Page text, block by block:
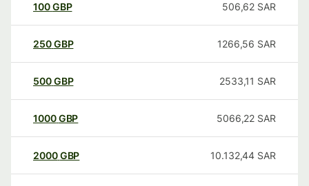
100GBP 506,62 SAR
250GBP 1266,56 SAR
500GBP 2533,11 SAR
1000GBP 5066,22 SAR
2000GBP 10.132,44 SAR